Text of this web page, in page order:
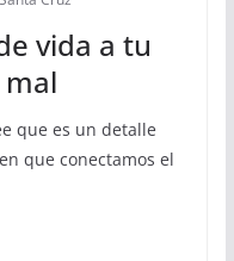
vida a tu
que es un detalle
que conectamos el